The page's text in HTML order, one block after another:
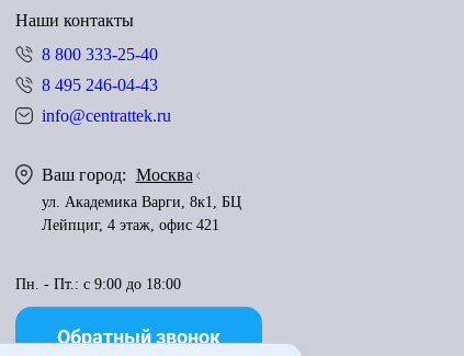
Наши контакты
8 800 333-25-40
8 495 246-04-43
info@centrattek.ru
Ваш город: Москва
ул. Академика Варги, 8к1, БЦ
Лейпциг, 4 этаж, офис 421
Пн. - Пт.: с 9:00 до 18:00
Обратный звонок